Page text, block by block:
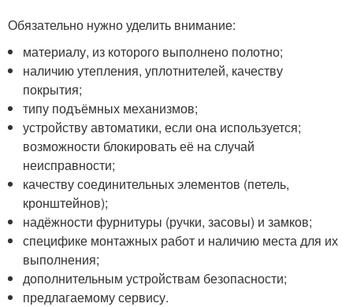
Обязательно нужно уделить внимание:
материалу, из которого выполнено полотно;
наличию утепления, уплотнителей, качеству
покрытия;
типу подъёмных механизмов;
устройству автоматики, если она используется;
возможности блокировать её на случай
неисправности;
качеству соединительных элементов (петель,
кронштейнов);
надёжности фурнитуры (ручки, засовы) и замков;
специфике монтажных работ и наличию места для их
выполнения;
дополнительным устройствам безопасности;
предлагаемому сервису.